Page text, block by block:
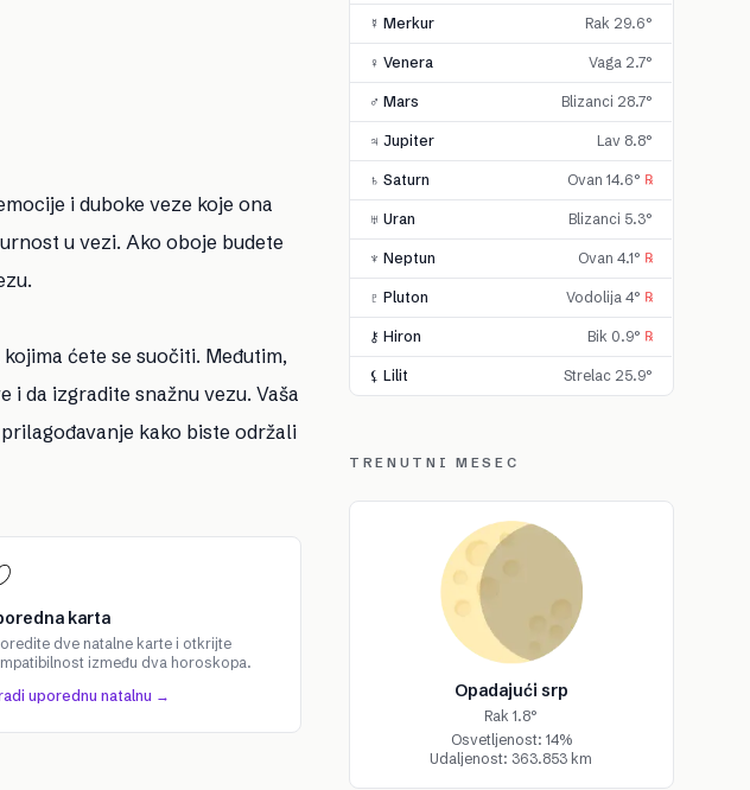
i duboke veze koje ona
u vezi. Ako oboje budete
ćete se suočiti. Međutim,
da izgradite snažnu vezu. Vaša
kako biste održali
karta
dve natalne karte i otkrijte
između dva horoskopa.
uporednu natalnu →
☿ Merkur Rak 29.6°
♀ Venera Vaga 2.7°
♂ Mars Blizanci 28.7°
♃ Jupiter Lav 8.8°
♄ Saturn Ovan 14.6° ℞
♅ Uran Blizanci 5.3°
♆ Neptun Ovan 4.1° ℞
♇ Pluton Vodolija 4° ℞
⚷ Hiron Bik 0.9° ℞
⚸ Lilit Strelac 25.9°
TRENUTNI MESEC
Opadajući srp
Rak 1.8°
Osvetljenost: 14%
Udaljenost: 363.853 km